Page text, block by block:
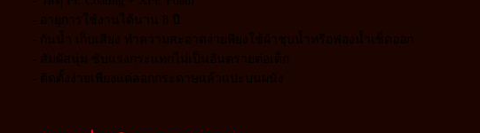
- อายุการใช้งานได้นาน 8 ปี
- กันน้ำ เก็บเสียง ทำความสะอาดง่ายพียงใช้ผ้าชุบน้ำหรือฟองน้ำเช็ดออก
- สัมผัสนุ่ม ซับแรงกระแทกไม่เป็นอันตรายต่อเด็ก
- ติดตั้งง่ายเพียงแค่ลอกกระดาษแล้วแปะบนผนัง